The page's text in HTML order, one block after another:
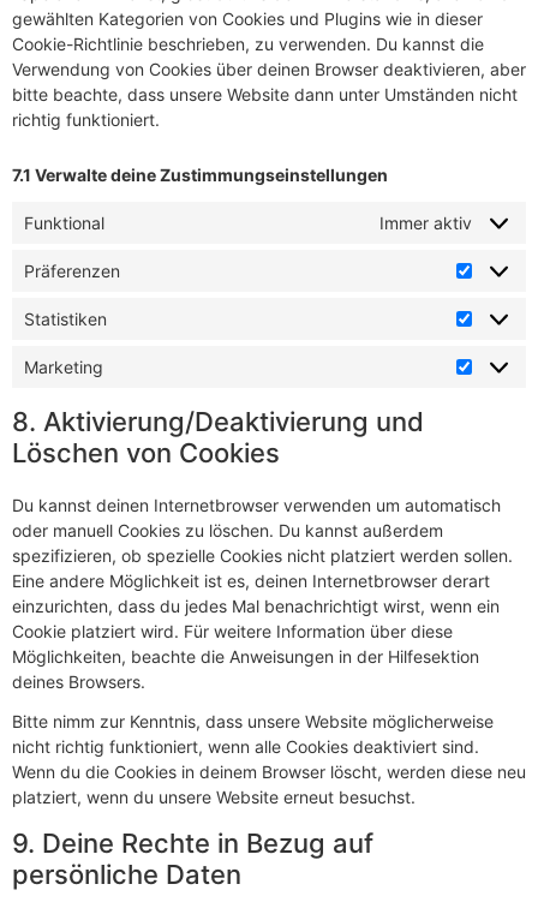
gewählten Kategorien von Cookies und Plugins wie in dieser
Cookie-Richtlinie beschrieben, zu verwenden. Du kannst die
Verwendung von Cookies über deinen Browser deaktivieren, aber
bitte beachte, dass unsere Website dann unter Umständen nicht
richtig funktioniert.
7.1 Verwalte deine Zustimmungseinstellungen
Funktional Immer aktiv
Präferenzen
Statistiken
Marketing
8. Aktivierung/Deaktivierung und
Löschen von Cookies
Du kannst deinen Internetbrowser verwenden um automatisch
oder manuell Cookies zu löschen. Du kannst außerdem
spezifizieren, ob spezielle Cookies nicht platziert werden sollen.
Eine andere Möglichkeit ist es, deinen Internetbrowser derart
einzurichten, dass du jedes Mal benachrichtigt wirst, wenn ein
Cookie platziert wird. Für weitere Information über diese
Möglichkeiten, beachte die Anweisungen in der Hilfesektion
deines Browsers.
Bitte nimm zur Kenntnis, dass unsere Website möglicherweise
nicht richtig funktioniert, wenn alle Cookies deaktiviert sind.
Wenn du die Cookies in deinem Browser löscht, werden diese neu
platziert, wenn du unsere Website erneut besuchst.
9. Deine Rechte in Bezug auf
persönliche Daten